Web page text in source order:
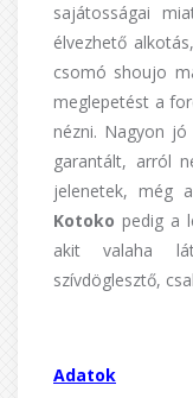
sajátosságai
élvezhető
csomó shoujo
meglepetést a
nézni. Nagyon
garantált, arról
jelenetek, még
Kotoko pedig a
akit valaha
szívdöglesztő,
Adatok